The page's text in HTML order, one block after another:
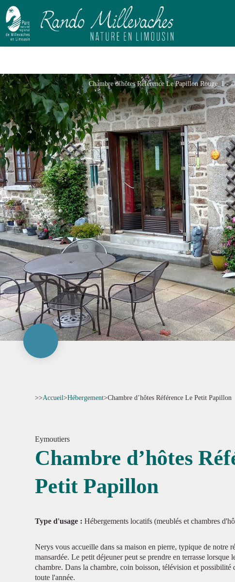
>>Accueil>Hébergement>Chambre d’hôtes Référence Le Petit Papillon
Eymoutiers
Chambre d’hôtes
Petit Papillon
Type d'usage : Hébergements locatifs (meublés et chambres
Nerys vous accueille dans sa maison en pierre, typique de notre
mansardée. Le petit déjeuner peut se prendre en terrasse lorsque
chambre. Dans la chambre, coin boisson, télévision et
toute l'année.